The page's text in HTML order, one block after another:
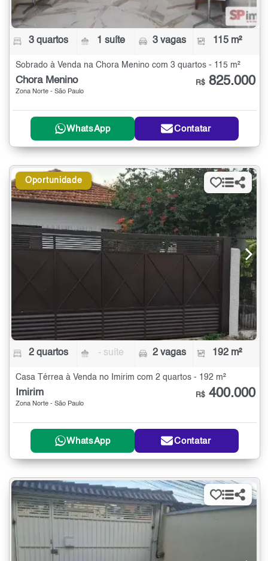
3 quartos 1 suíte 3 vagas 115 m²
Sobrado à Venda na Chora Menino com 3 quartos - 115 m²
Chora Menino
Zona Norte - São Paulo
R$ 825.000
WhatsApp Contatar
Oportunidade
2 quartos - suíte 2 vagas 192 m²
Casa Térrea à Venda no Imirim com 2 quartos - 192 m²
Imirim
Zona Norte - São Paulo
R$ 400.000
WhatsApp Contatar